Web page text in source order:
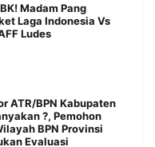
Madam Pang
Laga Indonesia Vs
Ludes
ATR/BPN Kabupaten
?, Pemohon
BPN Provinsi
Evaluasi